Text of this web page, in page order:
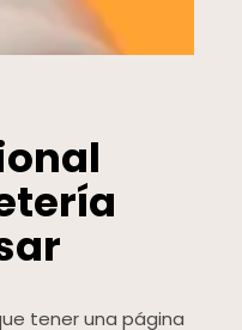
tener una página